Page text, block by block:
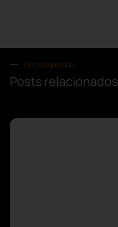
¡No te lo pierdas!
Posts relacionados